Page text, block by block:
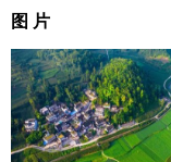
图 片